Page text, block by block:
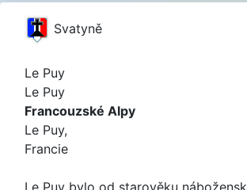
Svatyně
Le Puy
Le Puy
Francouzské Alpy
Le Puy,
Francie